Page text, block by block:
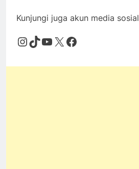
Kunjungi juga akun media sosial
Instagram
TikTok
YouTube
X Facebook